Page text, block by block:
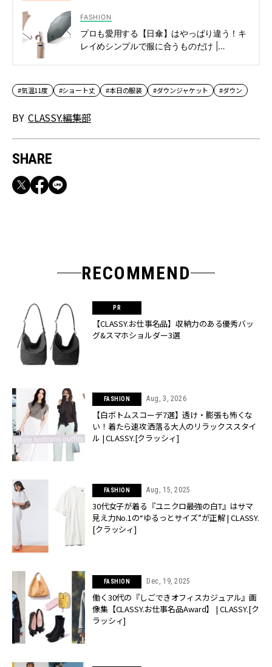
FASHION
プロも愛用する【日傘】はやっぱり違う！キ
レイめシンプルで服に合うものだけ |
#気温11度 #ショート丈 #本日の服装 #ダウンジャケット #ダウン
BY CLASSY.編集部
SHARE
RECOMMEND
【CLASSY.お仕事名品】収納力のある優秀バッ
グ&スマホショルダー3選
FASHION Aug, 3, 2026
【白ボトムスコーデ7選】透け・膨張も怖くな
い！着たら速攻洒落る大人のリラックススタイ
ル | CLASSY.[クラッシィ]
FASHION Aug, 15, 2025
30代女子が着る『ユニクロ最強の白T』はサマ
見え力No.1の“ゆるっとサイズ”が正解 | CLASSY.
[クラッシィ]
FASHION Dec, 19, 2025
働く30代の『しごできオフィスカジュアル』画
像集【CLASSY.お仕事名品Award】 | CLASSY.[ク
ラッシィ]